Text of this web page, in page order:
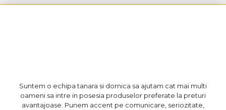
Suntem o echipa tanara si dornica sa ajutam cat mai multi
oameni sa intre in posesia produselor preferate la preturi
avantajoase. Punem accent pe comunicare, seriozitate,